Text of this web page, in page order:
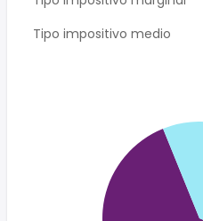
Tipo impositivo medio